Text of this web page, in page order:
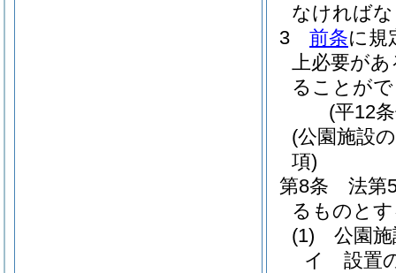
なければ
3
前条に規
上必要が
ることが
(平12
(公園施設
項)
第8条
法第
るものと
(1)
公園
イ
設置